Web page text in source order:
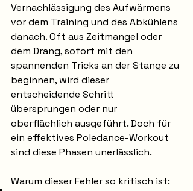
Vernachlässigung des Aufwärmens
vor dem Training und des Abkühlens
danach. Oft aus Zeitmangel oder
dem Drang, sofort mit den
spannenden Tricks an der Stange zu
beginnen, wird dieser
entscheidende Schritt
übersprungen oder nur
oberflächlich ausgeführt. Doch für
ein effektives Poledance-Workout
sind diese Phasen unerlässlich.
Warum dieser Fehler so kritisch ist: